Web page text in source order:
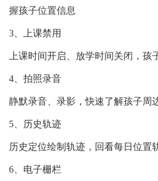
握孩子位置信息
3、上课禁用
上课时间开启、放学时间关闭，孩
4、拍照录音
静默录音、录影，快速了解孩子周
5、历史轨迹
历史定位绘制轨迹，回看每日位置
6、电子栅栏